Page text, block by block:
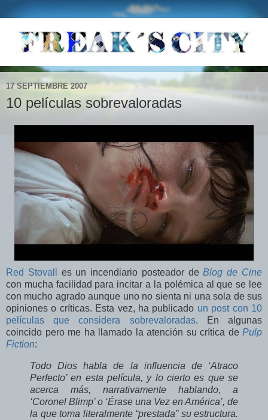
17 SEPTIEMBRE 2007
10 películas sobrevaloradas
Red Stovall es un incendiario posteador deBlog de Cine
con mucha facilidad para incitar a la polémica al que se lee
con mucho agrado aunque uno no sienta ni una sola de sus
opiniones o críticas. Esta vez, ha publicado un post con 10
películas que considera sobrevaloradas. En algunas
coincido pero me ha llamado la atención su crítica de Pulp
Fiction:
Todo Dios habla de la influencia de ‘Atraco
Perfecto’ en esta película, y lo cierto es que se
acerca más, narrativamente hablando, a
‘Coronel Blimp’ o ‘Érase una Vez en América’, de
la que toma literalmente “prestada” su estructura.